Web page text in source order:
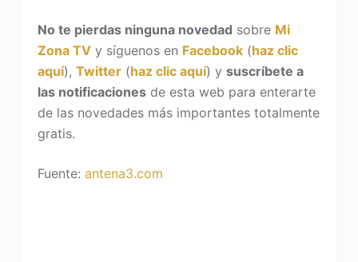
No te pierdas ninguna novedad sobre Mi
Zona TVy síguenos en Facebook(haz clic
aquí), Twitter(haz clic aquí) y suscríbete a
las notificacionesde esta web para enterarte
de las novedades más importantes totalmente
gratis.
Fuente: antena3.com